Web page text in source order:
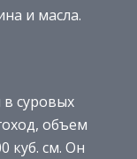
и масла.
суровых
объем
куб. см. Он